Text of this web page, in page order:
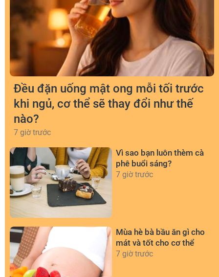
Đều đặn uống mật ong mỗi tối trước
khi ngủ, cơ thể sẽ thay đổi như thế
nào?
7 giờ trước
Vì sao bạn luôn thèm cà
phê buổi sáng?
7 giờ trước
Mùa hè bà bầu ăn gì cho
mát và tốt cho cơ thể
7 giờ trước